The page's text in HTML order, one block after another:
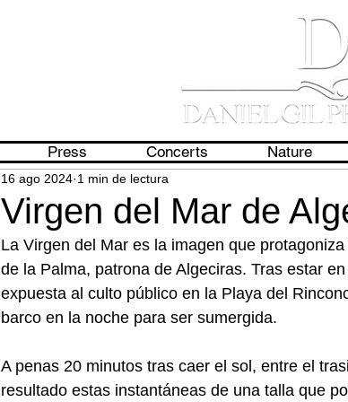
Virgen del Mar de
16 ago 2024 1 min de lectura
La Virgen del Mar es la imagen que
de la Palma, patrona de Algeciras. Tras estar
expuesta al culto público en la Playa del
barco en la noche para ser sumergida.
A penas 20 minutos tras caer el sol, entre el
resultado estas instantáneas de una talla que
Press Concerts Nature